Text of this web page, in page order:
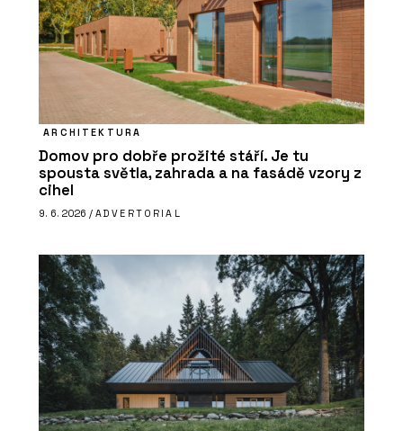
ARCHITEKTURA
Domov pro dobře prožité stáří. Je tu
spousta světla, zahrada a na fasádě vzory z
cihel
9. 6. 2026 / ADVERTORIAL